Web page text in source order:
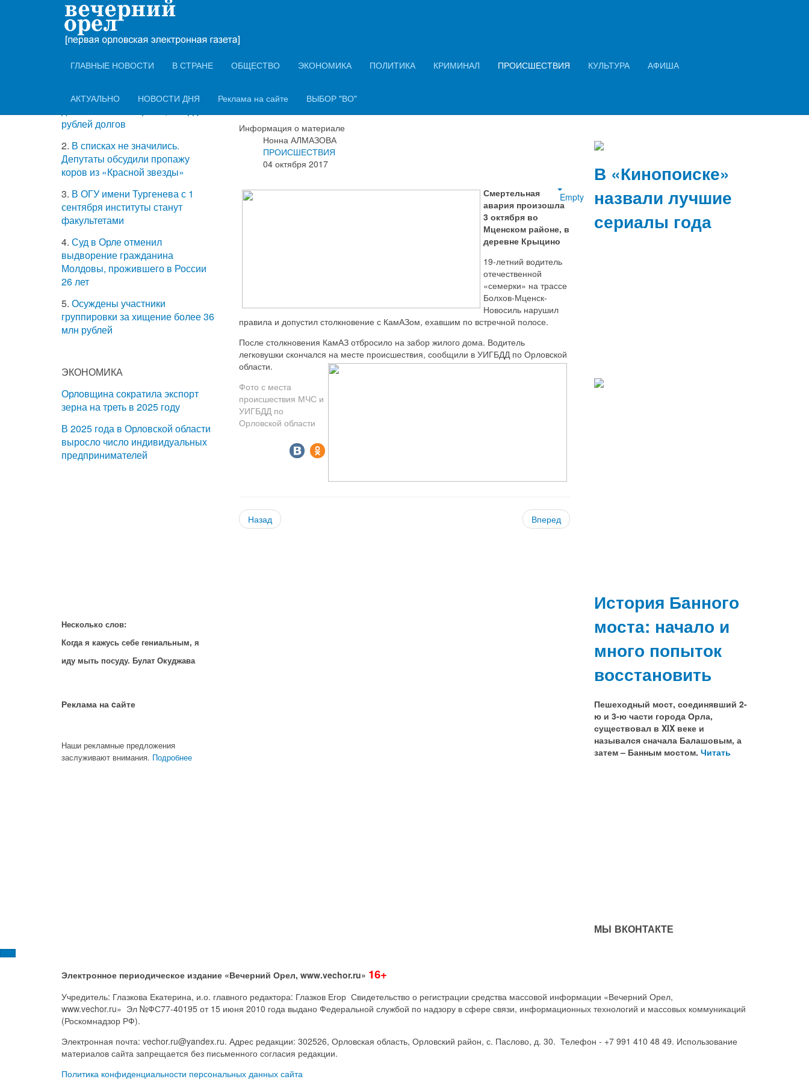
ГЛАВНЫЕ НОВОСТИ В СТРАНЕ ОБЩЕСТВО ЭКОНОМИКА ПОЛИТИКА КРИМИНАЛ ПРОИСШЕСТВИЯ КУЛЬТУРА АФИША
АКТУАЛЬНО НОВОСТИ ДНЯ Реклама на сайте ВЫБОР "ВО"
Во Мценском районе погиб 19-летний
водитель легковушки после
столкновения с КамАЗом
Информация о материале
Нонна АЛМАЗОВА
ПРОИСШЕСТВИЯ
04 октября 2017
Empty
Смертельная
авария произошла
3 октября во
Мценском районе, в
деревне Крыцино
19-летний водитель
отечественной
«семерки» на трассе
Болхов-Мценск-
Новосиль нарушил
правила и допустил столкновение с КамАЗом, ехавшим по встречной полосе.
После столкновения КамАЗ отбросило на забор жилого дома. Водитель
легковушки скончался на месте происшествия, сообщили в УИГБДД по Орловской
области.
Фото с места
происшествия МЧС и
УИГБДД по
Орловской области
Назад Вперед
ТОП-5 самых
читаемых новостей
1.Жители аварийных домов
рублей долгов
2. В списках не значились.
Депутаты обсудили пропажу
коров из «Красной звезды»
3. В ОГУ имени Тургенева с 1
сентября институты станут
факультетами
4. Суд в Орле отменил
выдворение гражданина
Молдовы, прожившего в России
26 лет
5. Осуждены участники
группировки за хищение более 36
млн рублей
ЭКОНОМИКА
Орловщина сократила экспорт
зерна на треть в 2025 году
В 2025 года в Орловской области
выросло число индивидуальных
предпринимателей
Несколько слов:
Когда я кажусь себе гениальным, я
иду мыть посуду. Булат Окуджава
Реклама на cайте
Наши рекламные предложения
заслуживают внимания. Подробнее
В «Кинопоиске»
назвали лучшие
сериалы года
История Банного
моста: начало и
много попыток
восстановить
Пешеходный мост, соединявший 2-
ю и 3-ю части города Орла,
существовал в XIX веке и
назывался сначала Балашовым, а
затем – Банным мостом. Читать
МЫ ВКОНТАКТЕ
Электронное периодическое издание «Вечерний Орел, www.vechor.ru» 16+
Учредитель: Глазкова Екатерина, и.о. главного редактора: Глазков Егор Свидетельство о регистрации средства массовой информации «Вечерний Орел,
www.vechor.ru» Эл №ФС77-40195 от 15 июня 2010 года выдано Федеральной службой по надзору в сфере связи, информационных технологий и массовых коммуникаций
(Роскомнадзор РФ).
Электронная почта: vechor.ru@yandex.ru. Адрес редакции: 302526, Орловская область, Орловский район, с. Паслово, д. 30. Телефон - +7 991 410 48 49. Использование
материалов сайта запрещается без письменного согласия редакции.
Политика конфиденциальности персональных данных сайта